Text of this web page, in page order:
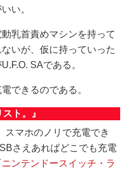
い。
乳首責めマシンを持って
いが、仮に持っていった
SAである。
できるのである。
ト。』
スマホのノリで充電でき
さえあればどこでも充電
ニンテンドースイッチ・ラ